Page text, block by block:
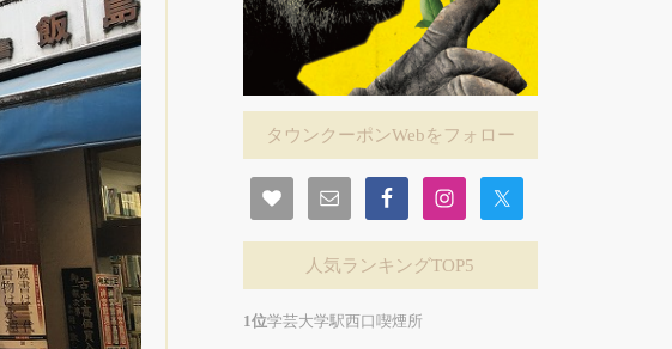
タウンクーポンWebをフォロー
人気ランキングTOP5
学芸大学駅西口喫煙所